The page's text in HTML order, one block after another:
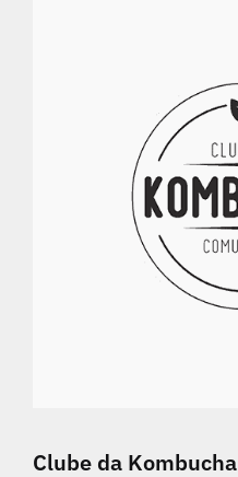
Clube da Kombucha